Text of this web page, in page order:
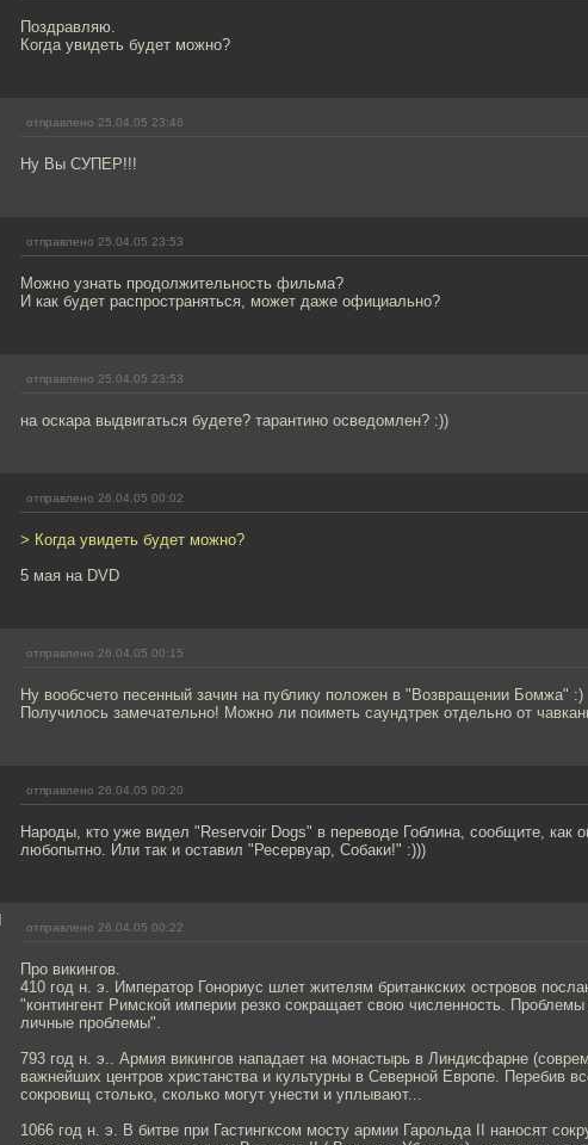
Поздравляю.
Когда увидеть будет можно?
отправлено 25.04.05 23:46
Ну Вы СУПЕР!!!
отправлено 25.04.05 23:53
Можно узнать продолжительность фильма?
И как будет распространяться, может даже официально?
отправлено 25.04.05 23:53
на оскара выдвигаться будете? тарантино осведомлен? :))
отправлено 26.04.05 00:02
> Когда увидеть будет можно?
5 мая на DVD
отправлено 26.04.05 00:15
Ну вообсчето песенный зачин на публику положен в "Возвращении Бомжа" :)
Получилось замечательно! Можно ли поиметь саундтрек отдельно от
отправлено 26.04.05 00:20
Народы, кто уже видел "Reservoir Dogs" в переводе Гоблина, сообщите, как
любопытно. Или так и оставил "Ресервуар, Собаки!" :)))
отправлено 26.04.05 00:22
Про викингов.
410 год н. э. Император Гонориус шлет жителям британкских островов
"контингент Римской империи резко сокращает свою численность.
личные проблемы".
793 год н. э.. Армия викингов нападает на монастырь в Линдисфарне
важнейших центров христанства и культурны в Северной Европе. Перебив
сокровищ столько, сколько могут унести и уплывают...
1066 год н. э. В битве при Гастингксом мосту армии Гарольда II наносят